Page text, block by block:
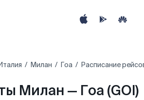
Милан Гоа Расписание
Милан — Гоа (GOI)